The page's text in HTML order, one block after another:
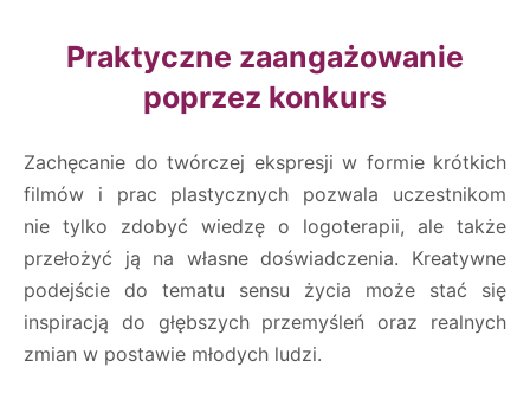
Praktyczne zaangażowanie
poprzez konkurs
Zachęcanie do twórczej ekspresji w formie krótkich
filmów i prac plastycznych pozwala uczestnikom
nie tylko zdobyć wiedzę o logoterapii, ale także
przełożyć ją na własne doświadczenia. Kreatywne
podejście do tematu sensu życia może stać się
inspiracją do głębszych przemyśleń oraz realnych
zmian w postawie młodych ludzi.